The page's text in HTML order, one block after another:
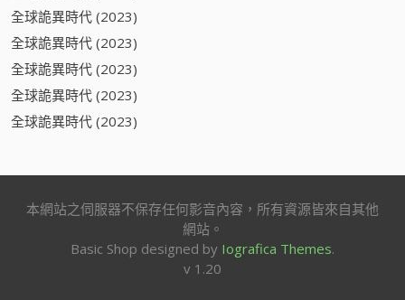
全球詭異時代 (2023)
全球詭異時代 (2023)
全球詭異時代 (2023)
全球詭異時代 (2023)
全球詭異時代 (2023)
本網站之伺服器不保存任何影音內容，所有資源皆來自其他
網站。
Basic Shop designed by Iografica Themes.
v 1.20